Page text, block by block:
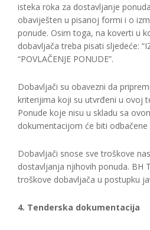
isteka roka za dostavljanje
obaviješten u pisanoj formi i o
ponude. Osim toga, na koverti u
dobavljača treba pisati sljedeće:
“POVLAČENJE PONUDE”.
Dobavljači su obavezni da
kriterijima koji su utvrđeni u ovoj
Ponude koje nisu u skladu sa
dokumentacijom će biti odbačene
Dobavljači snose sve troškove
dostavljanja njihovih ponuda. BH
troškove dobavljača u postupku
4. Tenderska dokumentacija